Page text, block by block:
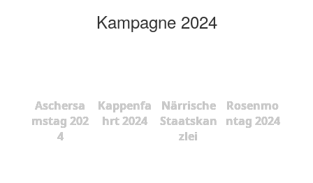
Kampagne 2024
Aschersa
mstag 202
4
Kappenfa
hrt 2024
Närrische
Staatskan
zlei
Rosenmo
ntag 2024